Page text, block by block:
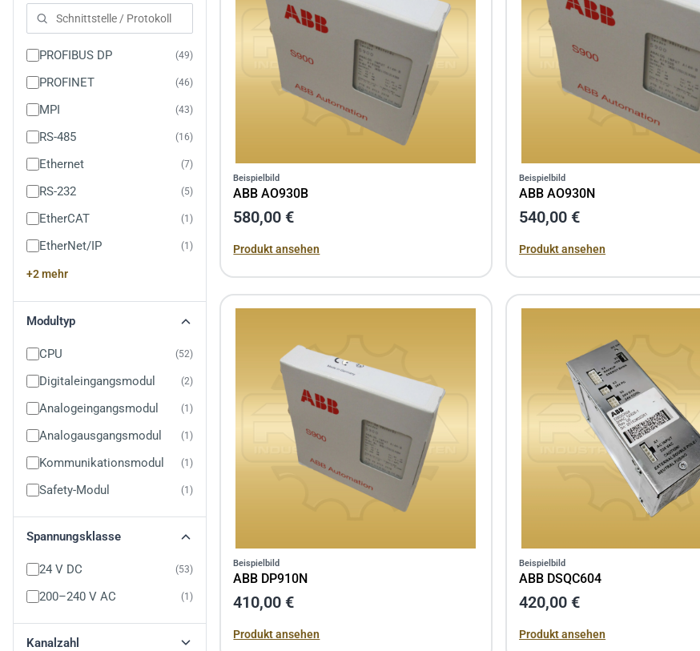
Schnittstelle / Protokoll durchsuchen
PROFIBUS DP 49
PROFINET 46
MPI 43
RS-485 16
Ethernet 7
RS-232 5
EtherCAT 1
EtherNet/IP 1
+2 mehr
Modultyp
CPU 52
Digitaleingangsmodul 2
Analogeingangsmodul 1
Analogausgangsmodul 1
Kommunikationsmodul 1
Safety-Modul 1
Spannungsklasse
24 V DC 53
200–240 V AC 1
Kanalzahl
Beispielbild
ABB AO930B
580,00 €
Produkt ansehen
Beispielbild
ABB AO930N
540,00 €
Produkt ansehen
Beispielbild
ABB DP910N
410,00 €
Produkt ansehen
Beispielbild
ABB DSQC604
420,00 €
Produkt ansehen